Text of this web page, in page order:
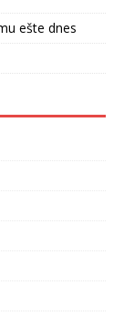
ešte dnes